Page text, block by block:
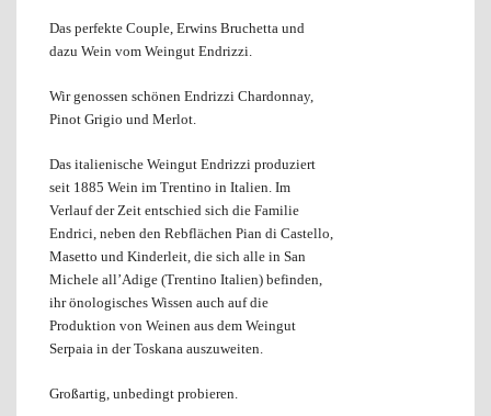
Das perfekte Couple, Erwins Bruchetta und
dazu Wein vom Weingut Endrizzi.
Wir genossen schönen Endrizzi Chardonnay,
Pinot Grigio und Merlot.
Das italienische Weingut Endrizzi produziert
seit 1885 Wein im Trentino in Italien. Im
Verlauf der Zeit entschied sich die Familie
Endrici, neben den Rebflächen Pian di Castello,
Masetto und Kinderleit, die sich alle in San
Michele all’Adige (Trentino Italien) befinden,
ihr önologisches Wissen auch auf die
Produktion von Weinen aus dem Weingut
Serpaia in der Toskana auszuweiten.
Großartig, unbedingt probieren.